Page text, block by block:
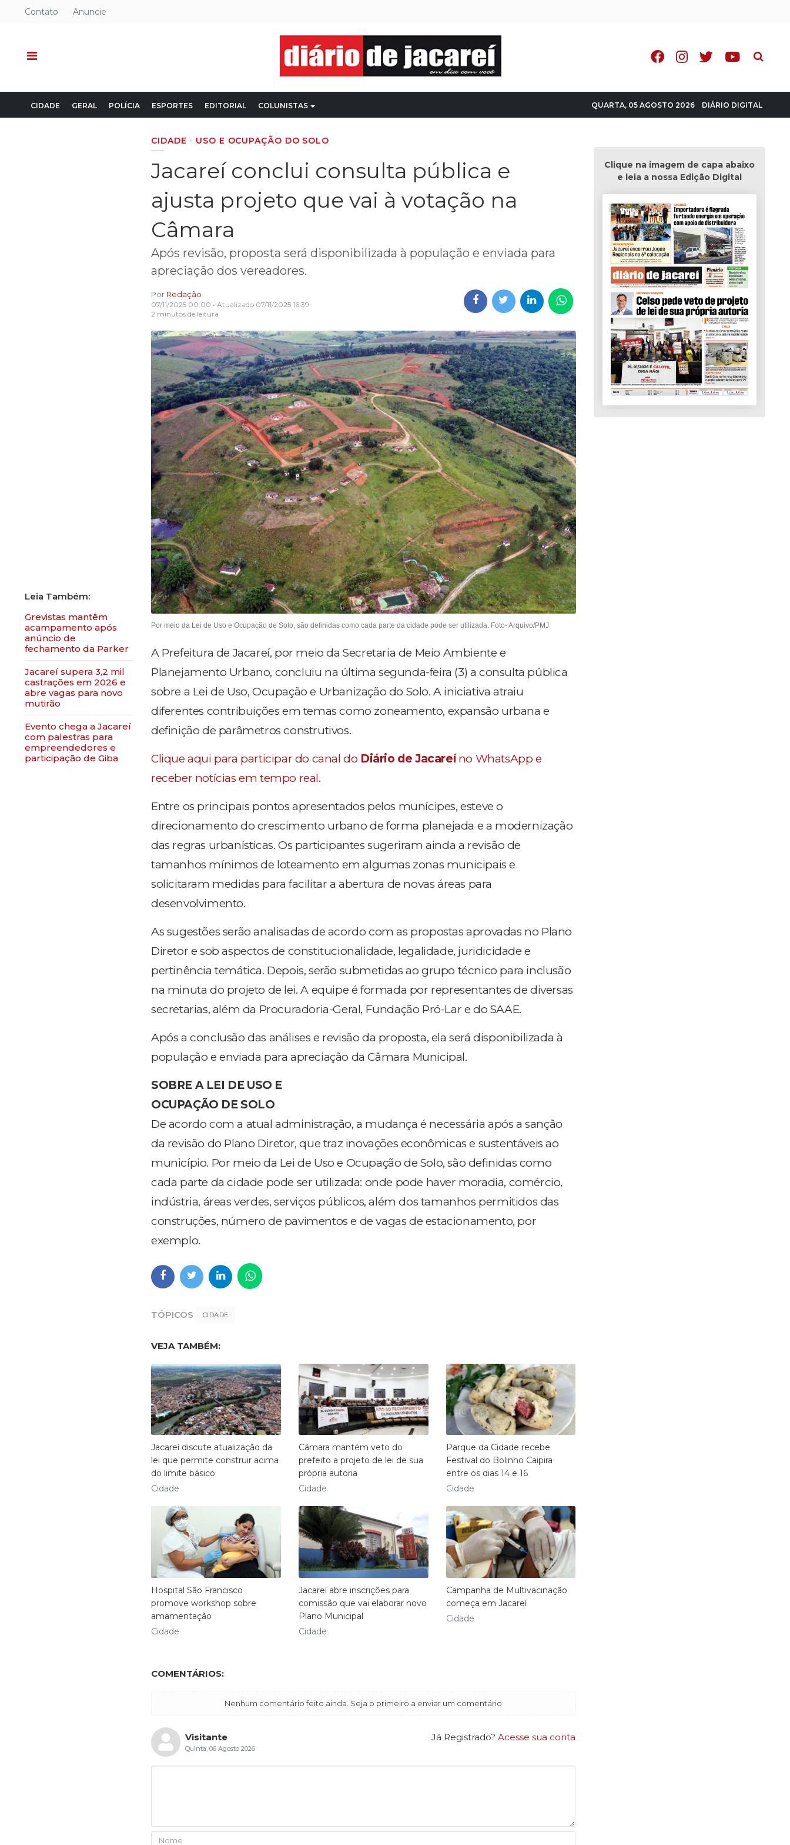
Contato Anuncie
Pesquisa
CIDADE GERAL POLÍCIA ESPORTES EDITORIAL COLUNISTAS QUARTA, 05 AGOSTO 2026 DIÁRIO DIGITAL
Grevistas mantêm
acampamento após
anúncio de
fechamento da Parker
Jacareí supera 3,2 mil
castrações em 2026 e
abre vagas para novo
mutirão
Evento chega a Jacareí
com palestras para
empreendedores e
participação de Giba
CIDADE USO E OCUPAÇÃO DO SOLO
Jacareí conclui consulta pública e
ajusta projeto que vai à votação na
Câmara
Após revisão, proposta será disponibilizada à população e enviada para
apreciação dos vereadores.
Por Redação
07/11/2025 00:00 • Atualizado 07/11/2025 16:39
2 minutos de leitura
Por meio da Lei de Uso e Ocupação de Solo, são definidas como cada parte da cidade pode ser utilizada. Foto- Arquivo/PMJ
A Prefeitura de Jacareí, por meio da Secretaria de Meio Ambiente e
Planejamento Urbano, concluiu na última segunda-feira (3) a consulta pública
sobre a Lei de Uso, Ocupação e Urbanização do Solo. A iniciativa atraiu
diferentes contribuições em temas como zoneamento, expansão urbana e
definição de parâmetros construtivos.
Clique aqui para participar do canal do Diário de Jacareíno WhatsApp e
receber notícias em tempo real.
Entre os principais pontos apresentados pelos munícipes, esteve o
direcionamento do crescimento urbano de forma planejada e a modernização
das regras urbanísticas. Os participantes sugeriram ainda a revisão de
tamanhos mínimos de loteamento em algumas zonas municipais e
solicitaram medidas para facilitar a abertura de novas áreas para
desenvolvimento.
As sugestões serão analisadas de acordo com as propostas aprovadas no Plano
Diretor e sob aspectos de constitucionalidade, legalidade, juridicidade e
pertinência temática. Depois, serão submetidas ao grupo técnico para inclusão
na minuta do projeto de lei. A equipe é formada por representantes de diversas
secretarias, além da Procuradoria-Geral, Fundação Pró-Lar e do SAAE.
Após a conclusão das análises e revisão da proposta, ela será disponibilizada à
população e enviada para apreciação da Câmara Municipal.
SOBRE A LEI DE USO E
OCUPAÇÃO DE SOLO
De acordo com a atual administração, a mudança é necessária após a sanção
da revisão do Plano Diretor, que traz inovações econômicas e sustentáveis ao
município. Por meio da Lei de Uso e Ocupação de Solo, são definidas como
cada parte da cidade pode ser utilizada: onde pode haver moradia, comércio,
indústria, áreas verdes, serviços públicos, além dos tamanhos permitidos das
construções, número de pavimentos e de vagas de estacionamento, por
exemplo.
TÓPICOS CIDADE
VEJA TAMBÉM:
Jacareí discute atualização da
lei que permite construir acima
do limite básico
Cidade
Câmara mantém veto do
prefeito a projeto de lei de sua
própria autoria
Cidade
Parque da Cidade recebe
Festival do Bolinho Caipira
entre os dias 14 e 16
Cidade
Hospital São Francisco
promove workshop sobre
amamentação
Cidade
Jacareí abre inscrições para
comissão que vai elaborar novo
Plano Municipal
Cidade
Campanha de Multivacinação
começa em Jacareí
Cidade
COMENTÁRIOS:
Nenhum comentário feito ainda. Seja o primeiro a enviar um comentário
Já Registrado? Acesse sua conta
Visitante
Quinta, 06 Agosto 2026
Clique na imagem de capa abaixo
e leia a nossa Edição Digital